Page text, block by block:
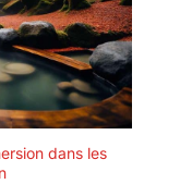
dans les